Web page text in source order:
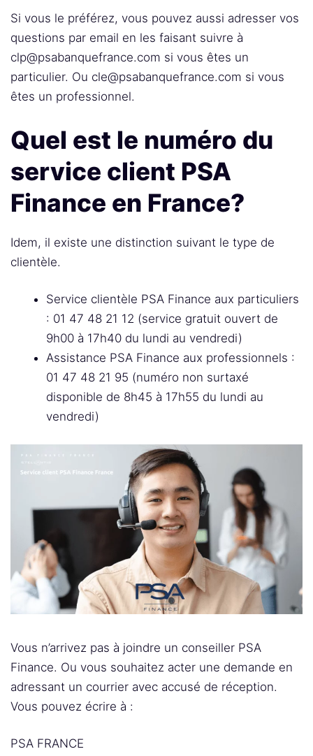
Si vous le préférez, vous pouvez aussi adresser vos
questions par email en les faisant suivre à
clp@psabanquefrance.com si vous êtes un
particulier. Ou cle@psabanquefrance.com si vous
êtes un professionnel.
Quel est le numéro du
service client PSA
Finance en France?
Idem, il existe une distinction suivant le type de
clientèle.
Service clientèle PSA Finance aux particuliers
: 01 47 48 21 12 (service gratuit ouvert de
9h00 à 17h40 du lundi au vendredi)
Assistance PSA Finance aux professionnels :
01 47 48 21 95 (numéro non surtaxé
disponible de 8h45 à 17h55 du lundi au
vendredi)
Vous n’arrivez pas à joindre un conseiller PSA
Finance. Ou vous souhaitez acter une demande en
adressant un courrier avec accusé de réception.
Vous pouvez écrire à :
PSA FRANCE